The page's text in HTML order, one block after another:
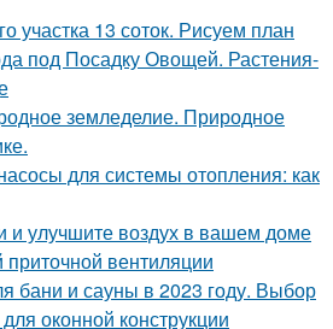
участка 13 соток. Рисуем план
под Посадку Овощей. Растения-
земледелие. Природное
для системы отопления: как
и улучшите воздух в вашем доме
вентиляции
бани и сауны в 2023 году. Выбор
оконной конструкции